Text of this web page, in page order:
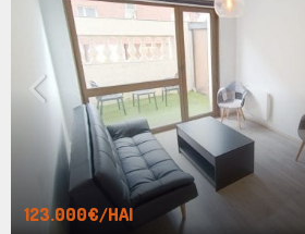
123.000€/HAI